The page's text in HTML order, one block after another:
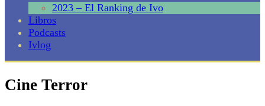
2023 – El Ranking de Ivo
Libros
Podcasts
Ivlog
Cine Terror